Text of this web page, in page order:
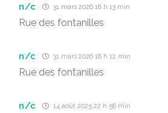
n/c 31 mars 2026 18 h 13 min
Rue des fontanilles
n/c 31 mars 2026 18 h 12 min
Rue des fontanilles
n/c 14 août 2025 22 h 56 min